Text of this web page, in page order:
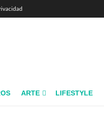
ARTE LIFESTYLE